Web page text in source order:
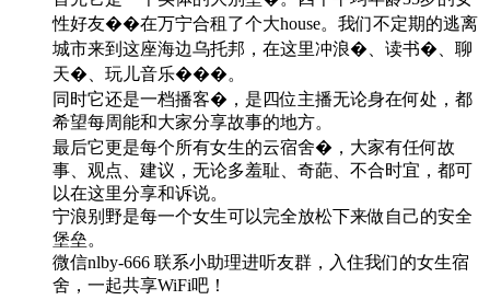
性好友��在万宁合租了个大house。我们不定期的逃离
城市来到这座海边乌托邦，在这里冲浪�、读书�、聊
天�、玩儿音乐���。
同时它还是一档播客�️，是四位主播无论身在何处，都
希望每周能和大家分享故事的地方。
最后它更是每个所有女生的云宿舍�，大家有任何故
事、观点、建议，无论多羞耻、奇葩、不合时宜，都可
以在这里分享和诉说。
宁浪别野是每一个女生可以完全放松下来做自己的安全
堡垒。
微信nlby-666 联系小助理进听友群，入住我们的女生宿
舍，一起共享WiFi吧！